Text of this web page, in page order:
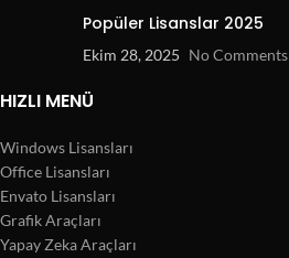
Popüler Lisanslar 2025
Ekim 28, 2025 No Comments
HIZLI MENÜ
Windows Lisansları
Office Lisansları
Envato Lisansları
Grafik Araçları
Yapay Zeka Araçları